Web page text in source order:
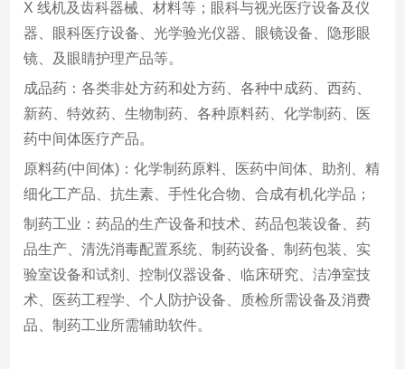
X 线机及齿科器械、材料等；眼科与视光医疗设备及仪
器、眼科医疗设备、光学验光仪器、眼镜设备、隐形眼
镜、及眼睛护理产品等。
成品药：各类非处方药和处方药、各种中成药、西药、
新药、特效药、生物制药、各种原料药、化学制药、医
药中间体医疗产品。
原料药(中间体)：化学制药原料、医药中间体、助剂、精
细化工产品、抗生素、手性化合物、合成有机化学品；
制药工业：药品的生产设备和技术、药品包装设备、药
品生产、清洗消毒配置系统、制药设备、制药包装、实
验室设备和试剂、控制仪器设备、临床研究、洁净室技
术、医药工程学、个人防护设备、质检所需设备及消费
品、制药工业所需辅助软件。